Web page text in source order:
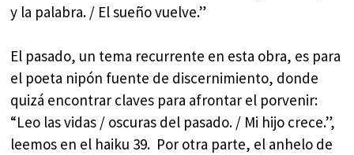
y la palabra. / El sueño vuelve.”
El pasado, un tema recurrente en esta obra, es para
el poeta nipón fuente de discernimiento, donde
quizá encontrar claves para afrontar el porvenir:
“Leo las vidas / oscuras del pasado. / Mi hijo crece.”,
leemos en el haiku 39. Por otra parte, el anhelo de